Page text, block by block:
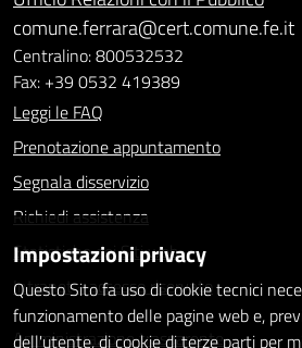
comune.ferrara@cert.comune.fe.it
Centralino: 800532532
Fax: +39 0532 419389
Leggi le FAQ
Prenotazione appuntamento
Segnala disservizio
Richiedi assistenza
Statistiche dei Siti web
Intranet - accesso riservato
Amministrazione trasparente
Impostazioni privacy
Questo Sito fa uso di cookie tecnici
funzionamento delle pagine web e,
dell'utente, di cookie di terze parti per